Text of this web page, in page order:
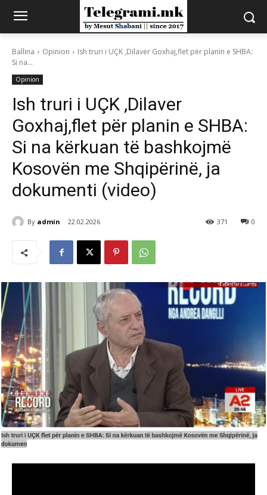
Ballina Opinion
Ish truri i UÇK ,Dilaver Goxhaj,flet për planin e SHBA:
Si na...
Opinion
Ish truri i UÇK ,Dilaver
Goxhaj,flet për planin e SHBA:
Si na kërkuan të bashkojmë
Kosovën me Shqipërinë, ja
dokumenti (video)
By admin 22.02.2026 0
371